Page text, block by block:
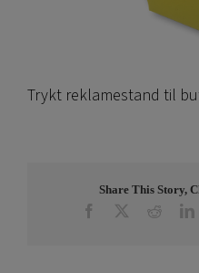
Trykt reklamestand til
Share This Story,
Facebook Reddit